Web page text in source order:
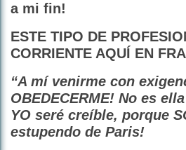
a mi fin!
ESTE TIPO DE
CORRIENTE AQUÍ EN
“A mí venirme con
OBEDECERME! No es
YO seré creíble, porque
estupendo de Paris!